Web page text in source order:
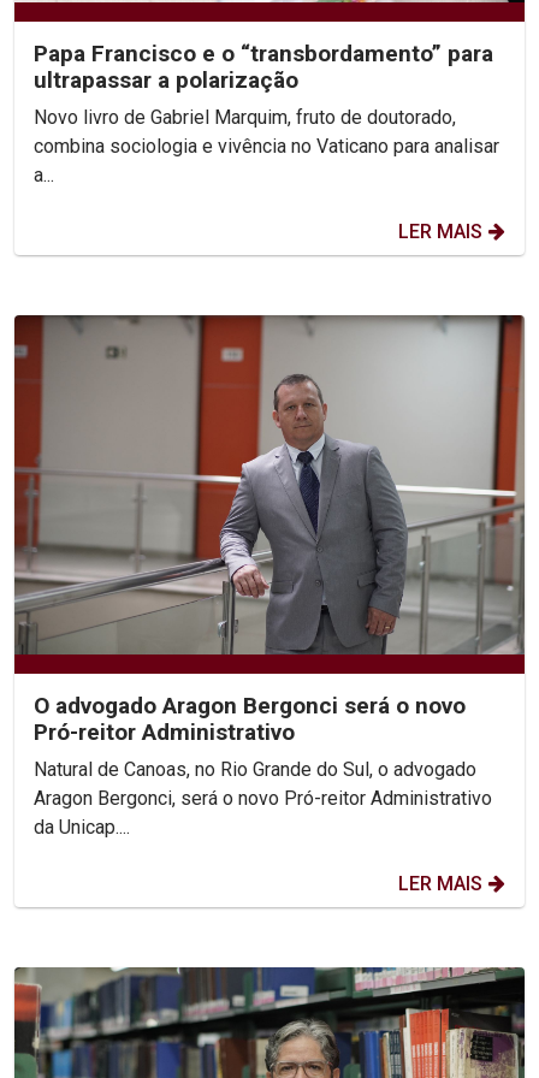
Papa Francisco e o “transbordamento” para
ultrapassar a polarização
Novo livro de Gabriel Marquim, fruto de doutorado,
combina sociologia e vivência no Vaticano para analisar
a...
LER MAIS
O advogado Aragon Bergonci será o novo
Pró-reitor Administrativo
Natural de Canoas, no Rio Grande do Sul, o advogado
Aragon Bergonci, será o novo Pró-reitor Administrativo
da Unicap....
LER MAIS